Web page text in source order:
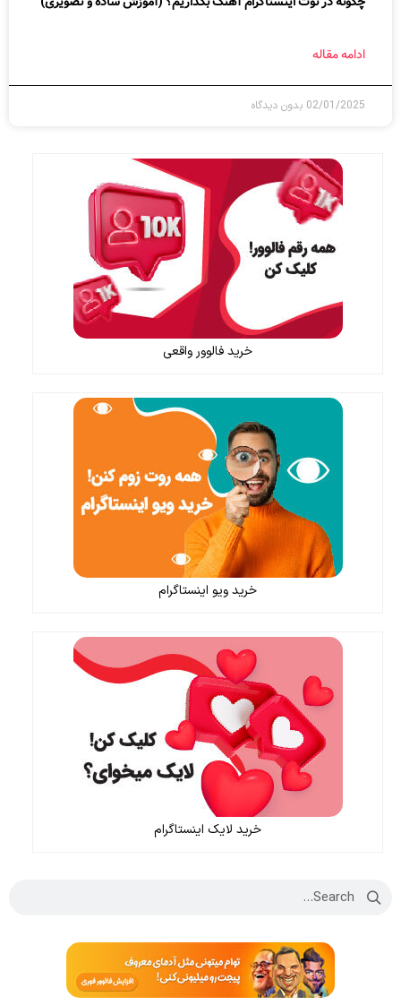
ادامه مقاله
02/01/2025 بدون دیدگاه
خرید فالوور واقعی
خرید ویو اینستاگرام
خرید لایک اینستاگرام